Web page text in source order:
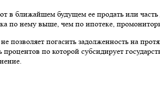
ближайшем будущем ее продать или
по нему выше, чем по ипотеке,
позволяет погасить задолженность на
процентов по которой субсидирует